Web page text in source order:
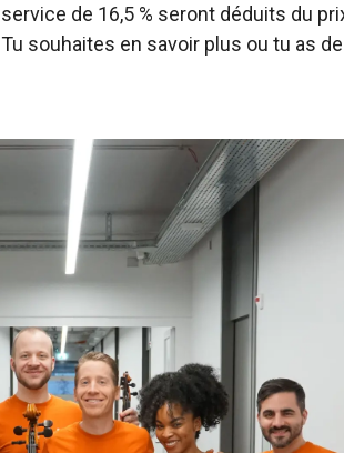
service de 16,5 % seront déduits du
Tu souhaites en savoir plus ou tu as